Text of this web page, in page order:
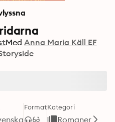
Med Anna Maria Käll EF
FormatKategori
Romaner